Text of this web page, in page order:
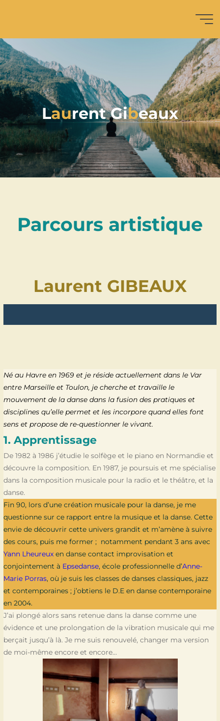
Gens
d'Unmani
Laurent Gibeaux
Parcours artistique
Laurent GIBEAUX
Né au Havre en 1969 et je réside actuellement dans le Var
entre Marseille et Toulon, je cherche et travaille le
mouvement de la danse dans la fusion des pratiques et
disciplines qu’elle permet et les incorpore quand elles font
sens et propose de re-questionner le vivant.
1. Apprentissage
De 1982 à 1986 j’étudie le solfège et le piano en Normandie et
découvre la composition. En 1987, je poursuis et me spécialise
dans la composition musicale pour la radio et le théâtre, et la
danse.
Fin 90, lors d’une création musicale pour la danse, je me
questionne sur ce rapport entre la musique et la danse. Cette
envie de découvrir cette univers grandit et m’amène à suivre
des cours, puis me former ; notamment pendant 3 ans avec
Yann Lheureux en danse contact improvisation et
conjointement à Epsedanse, école professionnelle d’Anne-
Marie Porras, où je suis les classes de danses classiques, jazz
et contemporaines ; j’obtiens le D.E en danse contemporaine
en 2004.
J’ai plongé alors sans retenue dans la danse comme une
évidence et une prolongation de la vibration musicale qui me
berçait jusqu’à là. Je me suis renouvelé, changer ma version
de moi-même encore et encore…